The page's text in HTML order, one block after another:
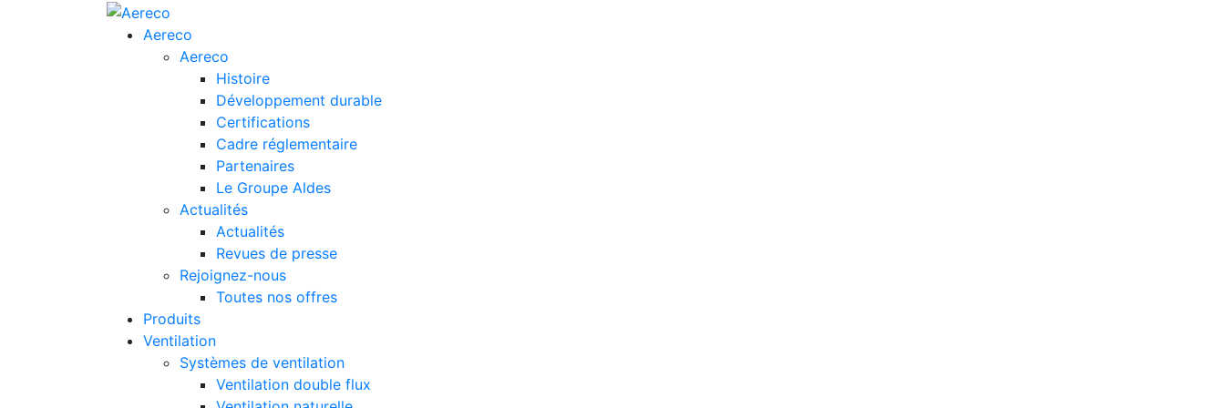
Aereco
Aereco
Histoire
Développement durable
Certifications
Cadre réglementaire
Partenaires
Le Groupe Aldes
Actualités
Actualités
Revues de presse
Rejoignez-nous
Toutes nos offres
Produits
Ventilation
Systèmes de ventilation
Ventilation double flux